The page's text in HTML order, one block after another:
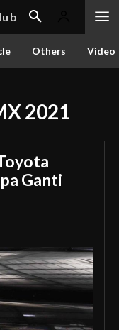
Others Video
2021
Ganti